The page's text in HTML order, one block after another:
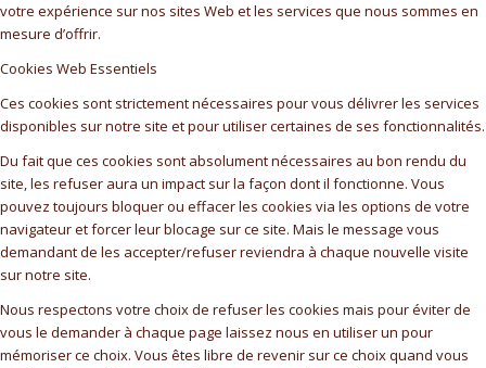
votre expérience sur nos sites Web et les services que nous sommes en
mesure d’offrir.
Cookies Web Essentiels
Ces cookies sont strictement nécessaires pour vous délivrer les services
disponibles sur notre site et pour utiliser certaines de ses fonctionnalités.
Du fait que ces cookies sont absolument nécessaires au bon rendu du
site, les refuser aura un impact sur la façon dont il fonctionne. Vous
pouvez toujours bloquer ou effacer les cookies via les options de votre
navigateur et forcer leur blocage sur ce site. Mais le message vous
demandant de les accepter/refuser reviendra à chaque nouvelle visite
sur notre site.
Nous respectons votre choix de refuser les cookies mais pour éviter de
vous le demander à chaque page laissez nous en utiliser un pour
mémoriser ce choix. Vous êtes libre de revenir sur ce choix quand vous